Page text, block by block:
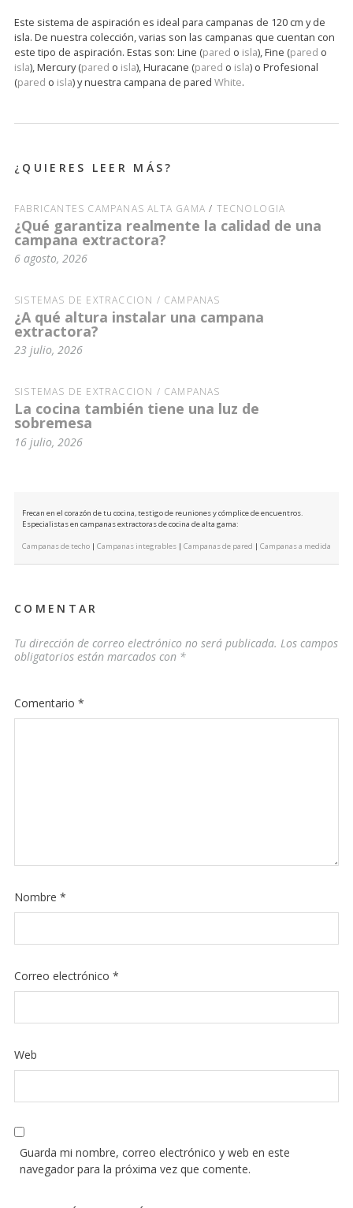
Este sistema de aspiración es ideal para campanas de 120 cm y de
isla. De nuestra colección, varias son las campanas que cuentan con
este tipo de aspiración. Estas son: Line (pared o isla), Fine (pared o
isla), Mercury (pared o isla), Huracane (pared o isla) o Profesional
(pared o isla) y nuestra campana de pared White.
¿QUIERES LEER MÁS?
FABRICANTES CAMPANAS ALTA GAMA / TECNOLOGÍA
¿Qué garantiza realmente la calidad de una
campana extractora?
6 agosto, 2026
SISTEMAS DE EXTRACCIÓN / CAMPANAS
¿A qué altura instalar una campana
extractora?
23 julio, 2026
SISTEMAS DE EXTRACCIÓN / CAMPANAS
La cocina también tiene una luz de
sobremesa
16 julio, 2026
Frecan en el corazón de tu cocina, testigo de reuniones y cómplice de encuentros.
Especialistas en campanas extractoras de cocina de alta gama:
Campanas de techo | Campanas integrables | Campanas de pared | Campanas a medida
COMENTAR
Tu dirección de correo electrónico no será publicada. Los campos
obligatorios están marcados con *
Comentario *
Nombre *
Correo electrónico *
Web
Guarda mi nombre, correo electrónico y web en este
navegador para la próxima vez que comente.